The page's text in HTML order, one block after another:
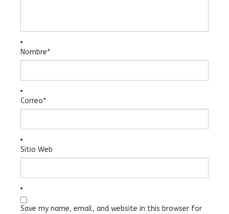
Nombre*
Correo*
Sitio Web
Save my name, email, and website in this browser for